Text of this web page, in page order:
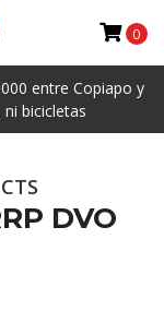
entre Copiapo y
bicicletas
0
DVO